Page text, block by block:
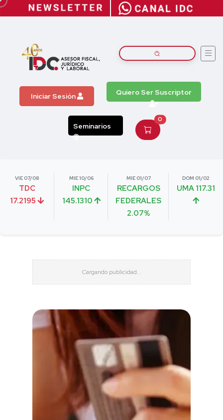
Iniciar Sesión Quiero Ser Suscriptor
Seminarios
0
VIE 07/08
TDC
17.2195
MIE 10/06
INPC
145.1310
MIE 01/07
RECARGOS
FEDERALES
2.07%
DOM 01/02
UMA 117.31